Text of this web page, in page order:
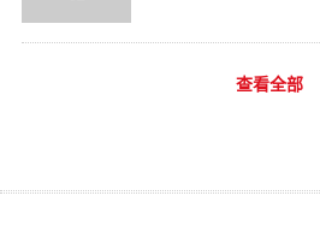
查看全部